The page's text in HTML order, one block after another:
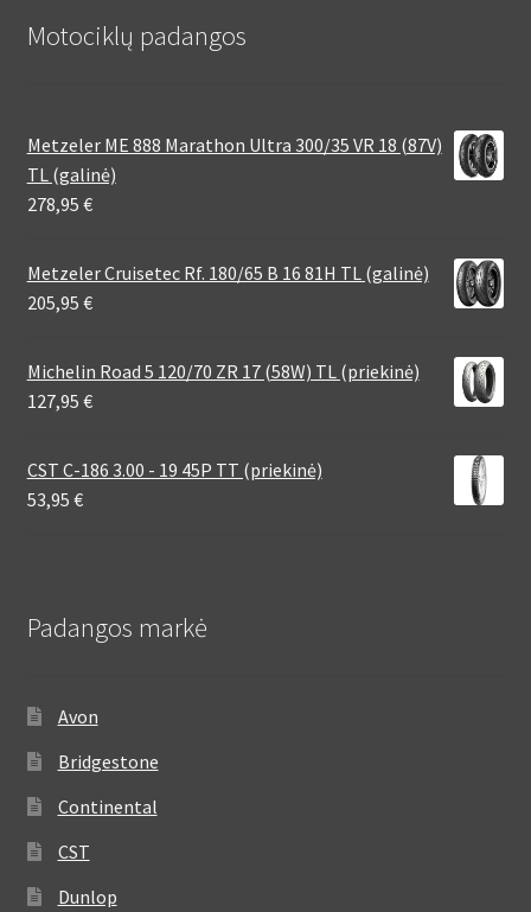
Motociklų padangos
Metzeler ME 888 Marathon Ultra 300/35 VR 18 (87V)
TL (galinė)
278,95 €
Metzeler Cruisetec Rf. 180/65 B 16 81H TL (galinė)
205,95 €
Michelin Road 5 120/70 ZR 17 (58W) TL (priekinė)
127,95 €
CST C-186 3.00 - 19 45P TT (priekinė)
53,95 €
Padangos markė
Avon
Bridgestone
Continental
CST
Dunlop